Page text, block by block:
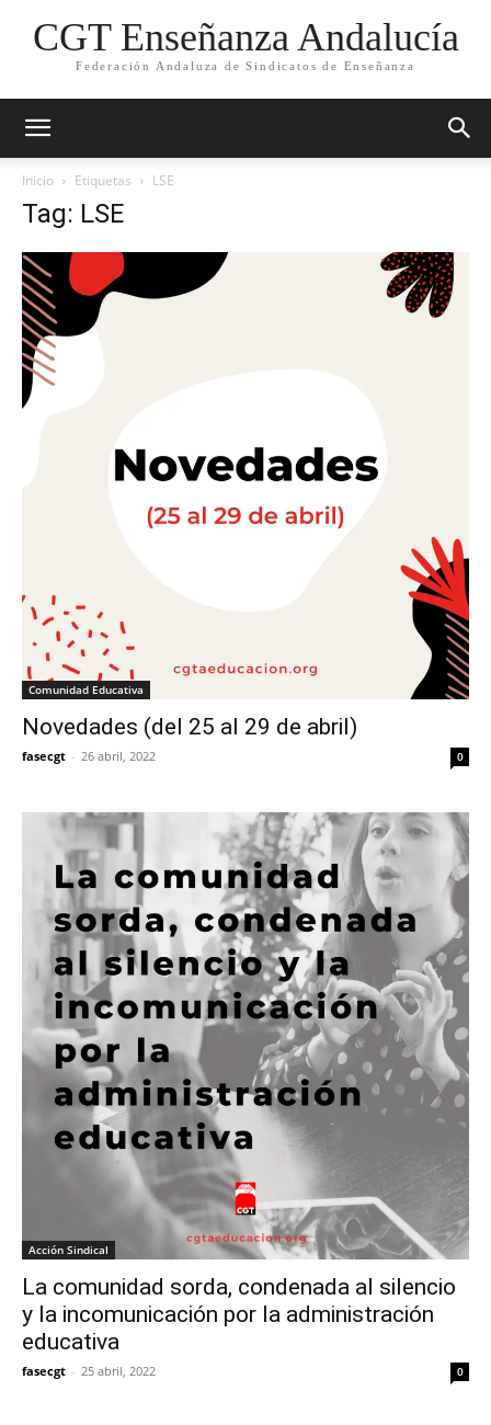
CGT Enseñanza Andalucía
Federación Andaluza de Sindicatos de Enseñanza
Inicio Etiquetas LSE
Tag: LSE
Comunidad Educativa
Novedades (del 25 al 29 de abril)
fasecgt - 26 abril, 2022 0
Acción Sindical
La comunidad sorda, condenada al silencio
y la incomunicación por la administración
educativa
fasecgt - 25 abril, 2022 0